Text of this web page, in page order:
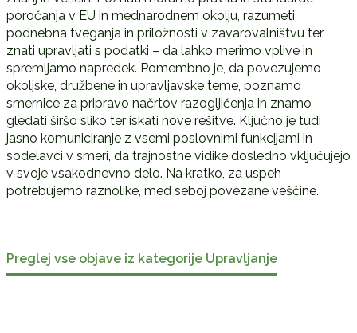
poročanja v EU in mednarodnem okolju, razumeti
podnebna tveganja in priložnosti v zavarovalništvu ter
znati upravljati s podatki – da lahko merimo vplive in
spremljamo napredek. Pomembno je, da povezujemo
okoljske, družbene in upravljavske teme, poznamo
smernice za pripravo načrtov razogljičenja in znamo
gledati širšo sliko ter iskati nove rešitve. Ključno je tudi
jasno komuniciranje z vsemi poslovnimi funkcijami in
sodelavci v smeri, da trajnostne vidike dosledno vključujejo
v svoje vsakodnevno delo. Na kratko, za uspeh
potrebujemo raznolike, med seboj povezane veščine.
Preglej vse objave iz kategorije Upravljanje